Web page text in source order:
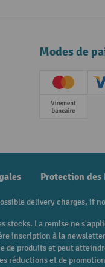
Modes de
Paiement
Protection des
delivery charges, if
stocks. La remise ne
inscription à la
de produits et peut
réductions et de